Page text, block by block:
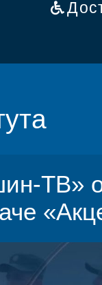
ТВ»